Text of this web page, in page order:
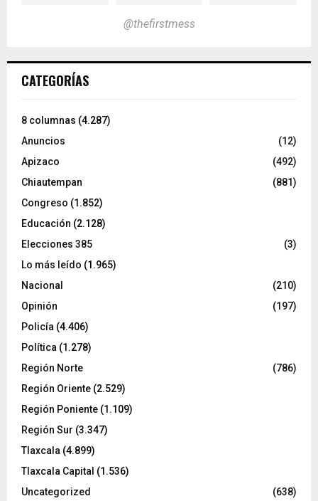
@thefirstmess
CATEGORÍAS
8 columnas (4.287)
Anuncios
(12)
Apizaco
(492)
Chiautempan
(881)
Congreso (1.852)
Educación (2.128)
Elecciones 385
(3)
Lo más leído (1.965)
Nacional
(210)
Opinión
(197)
Policía (4.406)
Política (1.278)
Región Norte
(786)
Región Oriente (2.529)
Región Poniente (1.109)
Región Sur (3.347)
Tlaxcala (4.899)
Tlaxcala Capital (1.536)
Uncategorized
(638)